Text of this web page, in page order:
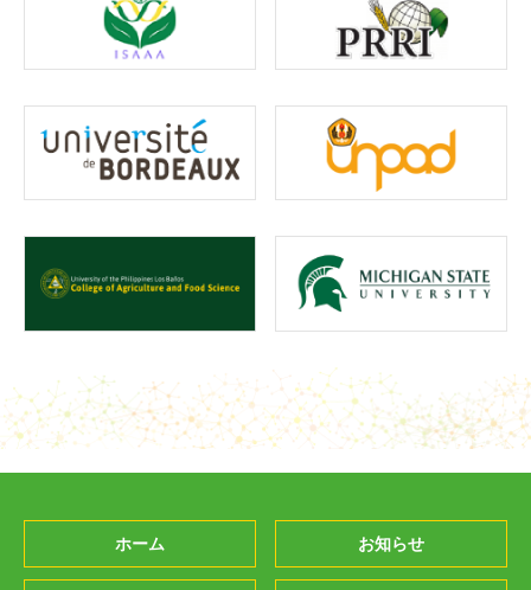
ホーム お知らせ